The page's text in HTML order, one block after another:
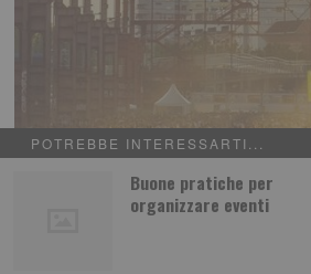
POTREBBE INTERESSARTI...
Buone pratiche per
organizzare eventi